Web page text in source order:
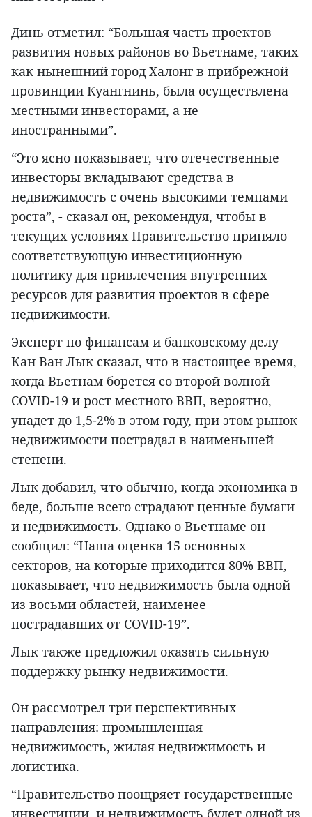
Динь отметил: “Большая часть проектов
развития новых районов во Вьетнаме, таких
как нынешний город Халонг в прибрежной
провинции Куангнинь, была осуществлена
местными инвесторами, а не
иностранными”.
“Это ясно показывает, что отечественные
инвесторы вкладывают средства в
недвижимость с очень высокими темпами
роста”, - сказал он, рекомендуя, чтобы в
текущих условиях Правительство приняло
соответствующую инвестиционную
политику для привлечения внутренних
ресурсов для развития проектов в сфере
недвижимости.
Эксперт по финансам и банковскому делу
Кан Ван Лык сказал, что в настоящее время,
когда Вьетнам борется со второй волной
COVID-19 и рост местного ВВП, вероятно,
упадет до 1,5-2% в этом году, при этом рынок
недвижимости пострадал в наименьшей
степени.
Лык добавил, что обычно, когда экономика в
беде, больше всего страдают ценные бумаги
и недвижимость. Однако о Вьетнаме он
сообщил: “Наша оценка 15 основных
секторов, на которые приходится 80% ВВП,
показывает, что недвижимость была одной
из восьми областей, наименее
пострадавших от COVID-19”.
Лык также предложил оказать сильную
поддержку рынку недвижимости.
Он рассмотрел три перспективных
направления: промышленная
недвижимость, жилая недвижимость и
логистика.
“Правительство поощряет государственные
инвестиции, и недвижимость будет одной из